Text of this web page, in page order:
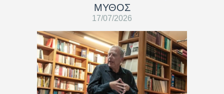
ΜΥΘΟΣ
17/07/2026